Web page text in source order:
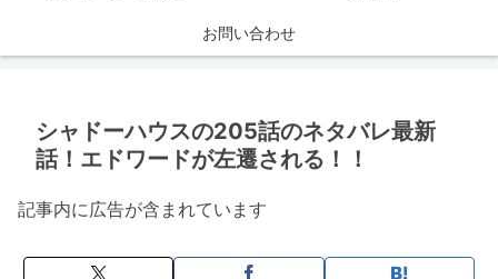
お問い合わせ
シャドーハウスの205話のネタバレ最新
話！エドワードが左遷される！！
記事内に広告が含まれています